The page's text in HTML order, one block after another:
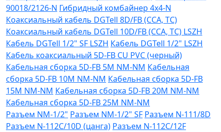
90018/2126-N Гибридный комбайнер 4х4-N
Коаксиальный кабель DGTell 8D/FB (CCA, TC)
Коаксиальный кабель DGTell 10D/FB (CCA, TC) LSZH
Кабель DGTell 1/2" SF LSZH Кабель DGTell 1/2" LSZH
Кабель коаксиальный 5D-FB CU PVC (черный)
Кабельная сборка 5D-FB 5М NM-NM Кабельная
сборка 5D-FB 10М NM-NM Кабельная сборка 5D-FB
15М NM-NM Кабельная сборка 5D-FB 20М NM-NM
Кабельная сборка 5D-FB 25М NM-NM
Разъем NM-1/2" Разъем NM-1/2" SF Разъем N-111/8D
Разъем N-112C/10D (цанга) Разъем N-112C/12F